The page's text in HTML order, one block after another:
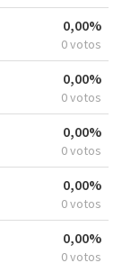
0,00%
0 votos
0,00%
0 votos
0,00%
0 votos
0,00%
0 votos
0,00%
0 votos